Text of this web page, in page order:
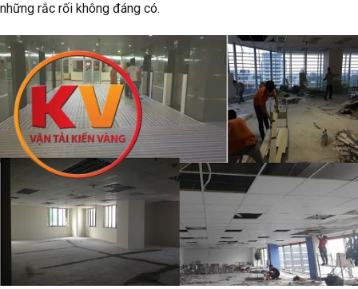
những rắc rối không đáng có.